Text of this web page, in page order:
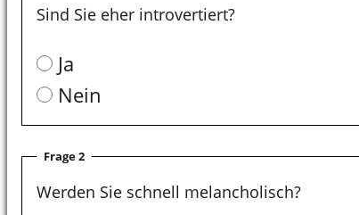
Sind Sie eher introvertiert?
Ja
Nein
Frage 2
Werden Sie schnell melancholisch?